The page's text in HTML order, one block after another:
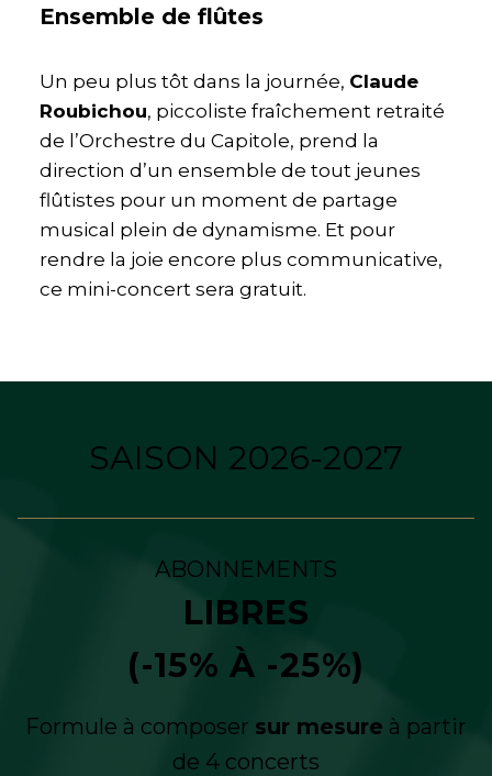
Ensemble de flûtes
Un peu plus tôt dans la journée, Claude
Roubichou, piccoliste fraîchement retraité
de l’Orchestre du Capitole, prend la
direction d’un ensemble de tout jeunes
flûtistes pour un moment de partage
musical plein de dynamisme. Et pour
rendre la joie encore plus communicative,
ce mini-concert sera gratuit.
SAISON 2026-2027
ABONNEMENTS
LIBRES
(-15% À -25%)
Formule à composer sur mesure à partir
de 4 concerts